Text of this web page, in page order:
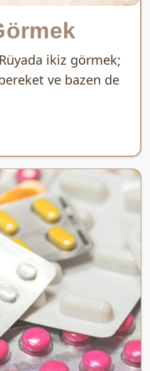
ikiz görmek;
ve bazen de